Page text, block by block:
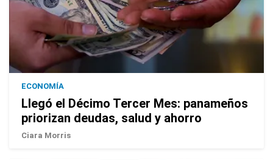
ECONOMÍA
Llegó el Décimo Tercer Mes: panameños
priorizan deudas, salud y ahorro
Ciara Morris